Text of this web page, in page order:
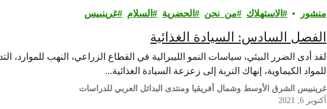
منشور الاستهلاك من_نحن الحضرية السلام غرينبيس‎
الفصل السادس: السيادة الغذائية
لقد أدى الضرر البيئي، سياسات النمو الليبرالية في القطاع الزراعي، النهب للموارد،
للمواد الكيماوية، إنهاك التربة إلى زعزعة السيادة الغذائية...
غرينبيس الشرق الأوسط وشمال أفريقيا ومنتدى البدائل العربي للدراسات
أكتوبر 6, 2021